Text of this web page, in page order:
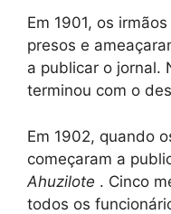
Em 1901, os
presos e
a publicar o jornal.
terminou com o
Em 1902, quando
começaram a
Ahuzilote . Cinco
todos os